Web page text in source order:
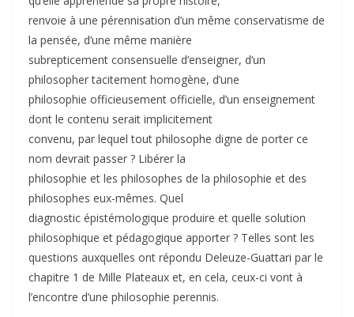
renvoie à une pérennisation d’un même conservatisme de
la pensée, d’une même manière
subrepticement consensuelle d’enseigner, d’un
philosopher tacitement homogène, d’une
philosophie officieusement officielle, d’un enseignement
dont le contenu serait implicitement
convenu, par lequel tout philosophe digne de porter ce
nom devrait passer ? Libérer la
philosophie et les philosophes de la philosophie et des
philosophes eux-mêmes. Quel
diagnostic épistémologique produire et quelle solution
philosophique et pédagogique apporter ? Telles sont les
questions auxquelles ont répondu Deleuze-Guattari par le
chapitre 1 de Mille Plateaux et, en cela, ceux-ci vont à
l’encontre d’une philosophie perennis.